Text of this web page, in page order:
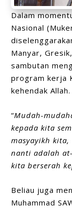
Dalam
Nasional
Manyar,
sambutan
program kerja
kehendak Allah.
“Mudah-
kepada kita
masyayikh
nanti adalah
kita berserah
Beliau juga
Muhammad